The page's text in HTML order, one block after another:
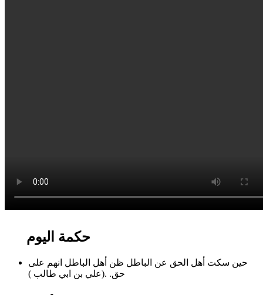
حكمة اليوم
حين سكت أهل الحق عن الباطل ظن أهل الباطل انهم على
حق. .(علي بن ابي طالب )